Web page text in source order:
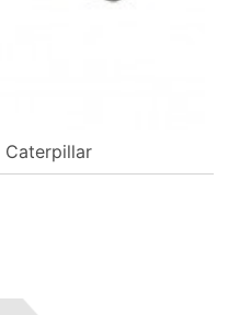
Caterpillar